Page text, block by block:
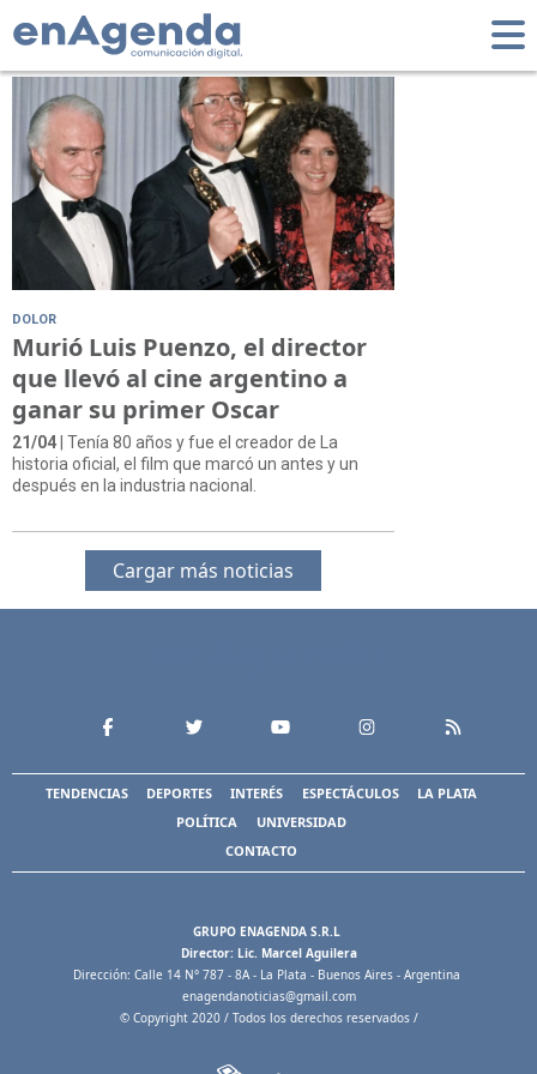
Tag: Ley de Cine
DOLOR
Murió Luis Puenzo, el director
que llevó al cine argentino a
ganar su primer Oscar
21/04 | Tenía 80 años y fue el creador de La
historia oficial, el film que marcó un antes y un
después en la industria nacional.
Cargar más noticias
TENDENCIAS DEPORTES INTERÉS ESPECTÁCULOS
LA PLATA
POLÍTICA
UNIVERSIDAD
CONTACTO
GRUPO ENAGENDA S.R.L
Director: Lic. Marcel Aguilera
Dirección: Calle 14 N° 787 - 8A - La Plata - Buenos Aires - Argentina
enagendanoticias@gmail.com
© Copyright 2020 / Todos los derechos reservados /